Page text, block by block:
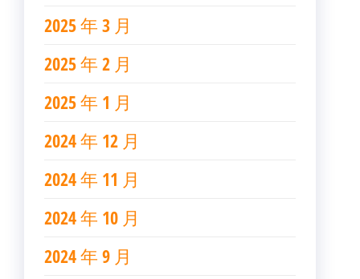
2025 年 3 月
2025 年 2 月
2025 年 1 月
2024 年 12 月
2024 年 11 月
2024 年 10 月
2024 年 9 月